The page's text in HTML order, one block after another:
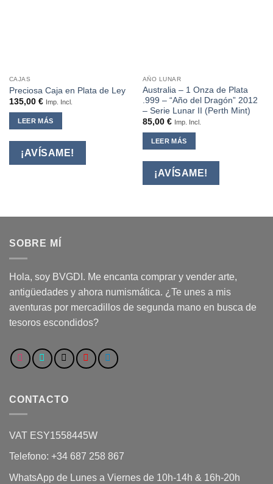
CAJAS
Preciosa Caja en Plata de Ley
135,00 € Imp. Incl.
LEER MÁS
¡AVÍSAME!
AÑO LUNAR
Australia – 1 Onza de Plata
.999 – “Año del Dragón” 2012
– Serie Lunar II (Perth Mint)
85,00 € Imp. Incl.
LEER MÁS
¡AVÍSAME!
SOBRE MÍ
Hola, soy BVGDI. Me encanta comprar y vender arte,
antigüedades y ahora numismática. ¿Te unes a mis
aventuras por mercadillos de segunda mano en busca de
tesoros escondidos?
CONTACTO
VAT ESY1558445W
Telefono: +34 687 258 867
WhatsApp de Lunes a Viernes de 10h-14h & 16h-20h